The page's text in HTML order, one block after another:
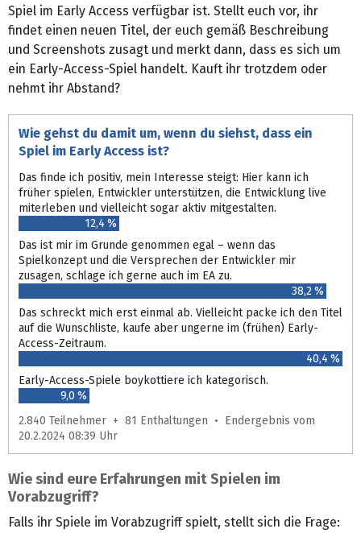
Spiel im Early Access verfügbar ist. Stellt euch vor, ihr
findet einen neuen Titel, der euch gemäß Beschreibung
und Screenshots zusagt und merkt dann, dass es sich um
ein Early-Access-Spiel handelt. Kauft ihr trotzdem oder
nehmt ihr Abstand?
Wie gehst du damit um, wenn du siehst, dass ein
Spiel im Early Access ist?
Das finde ich positiv, mein Interesse steigt: Hier kann ich
früher spielen, Entwickler unterstützen, die Entwicklung live
miterleben und vielleicht sogar aktiv mitgestalten.
12,4 %
Das ist mir im Grunde genommen egal – wenn das
Spielkonzept und die Versprechen der Entwickler mir
zusagen, schlage ich gerne auch im EA zu.
38,2 %
Das schreckt mich erst einmal ab. Vielleicht packe ich den Titel
auf die Wunschliste, kaufe aber ungerne im (frühen) Early-
Access-Zeitraum.
40,4 %
Early-Access-Spiele boykottiere ich kategorisch.
9,0 %
2.840 Teilnehmer + 81 Enthaltungen • Endergebnis vom
20.2.2024 08:39 Uhr
Wie sind eure Erfahrungen mit Spielen im
Vorabzugriff?
Falls ihr Spiele im Vorabzugriff spielt, stellt sich die Frage: